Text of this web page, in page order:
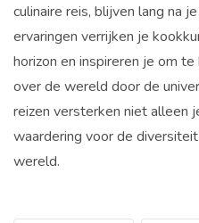
culinaire reis, blijven lang na
ervaringen verrijken je
horizon en inspireren je om
over de wereld door de
reizen versterken niet alleen
waardering voor de
wereld.